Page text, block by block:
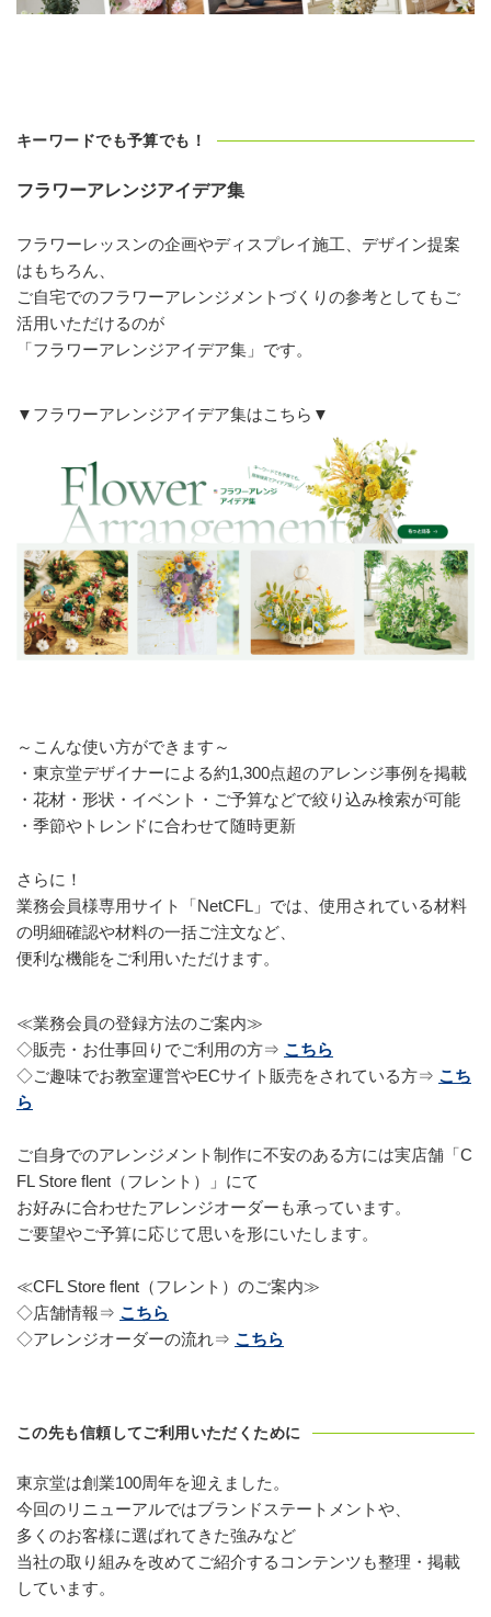
キーワードでも予算でも！
フラワーアレンジアイデア集
フラワーレッスンの企画やディスプレイ施工、デザイン提案
はもちろん、
ご自宅でのフラワーアレンジメントづくりの参考としてもご
活用いただけるのが
「フラワーアレンジアイデア集」です。
▼フラワーアレンジアイデア集はこちら▼
～こんな使い方ができます～
・東京堂デザイナーによる約1,300点超のアレンジ事例を掲載
・花材・形状・イベント・ご予算などで絞り込み検索が可能
・季節やトレンドに合わせて随時更新
さらに！
業務会員様専用サイト「NetCFL」では、使用されている材料
の明細確認や材料の一括ご注文など、
便利な機能をご利用いただけます。
≪業務会員の登録方法のご案内≫
◇販売・お仕事回りでご利用の方⇒ こちら
◇ご趣味でお教室運営やECサイト販売をされている方⇒ こち
ら
ご自身でのアレンジメント制作に不安のある方には実店舗「C
FL Store flent（フレント）」にて
お好みに合わせたアレンジオーダーも承っています。
ご要望やご予算に応じて思いを形にいたします。
≪CFL Store flent（フレント）のご案内≫
◇店舗情報⇒ こちら
◇アレンジオーダーの流れ⇒ こちら
この先も信頼してご利用いただくために
東京堂は創業100周年を迎えました。
今回のリニューアルではブランドステートメントや、
多くのお客様に選ばれてきた強みなど
当社の取り組みを改めてご紹介するコンテンツも整理・掲載
しています。